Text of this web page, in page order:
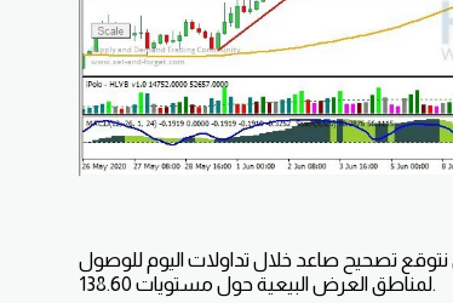
تصحيح صاعد خلال تداولات اليوم للوصول
لمناطق العرض البيعية حول مستويات 138.60.